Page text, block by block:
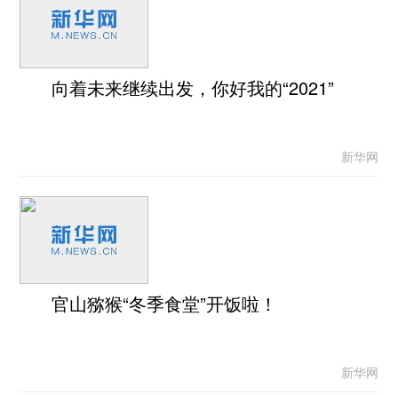
向着未来继续出发，你好我的“2021”
新华网
官山猕猴“冬季食堂”开饭啦！
新华网